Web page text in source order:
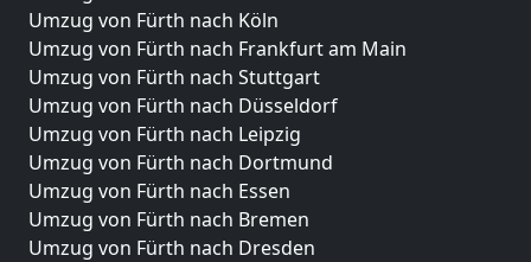
Umzug von Fürth nach Köln
Umzug von Fürth nach Frankfurt am Main
Umzug von Fürth nach Stuttgart
Umzug von Fürth nach Düsseldorf
Umzug von Fürth nach Leipzig
Umzug von Fürth nach Dortmund
Umzug von Fürth nach Essen
Umzug von Fürth nach Bremen
Umzug von Fürth nach Dresden